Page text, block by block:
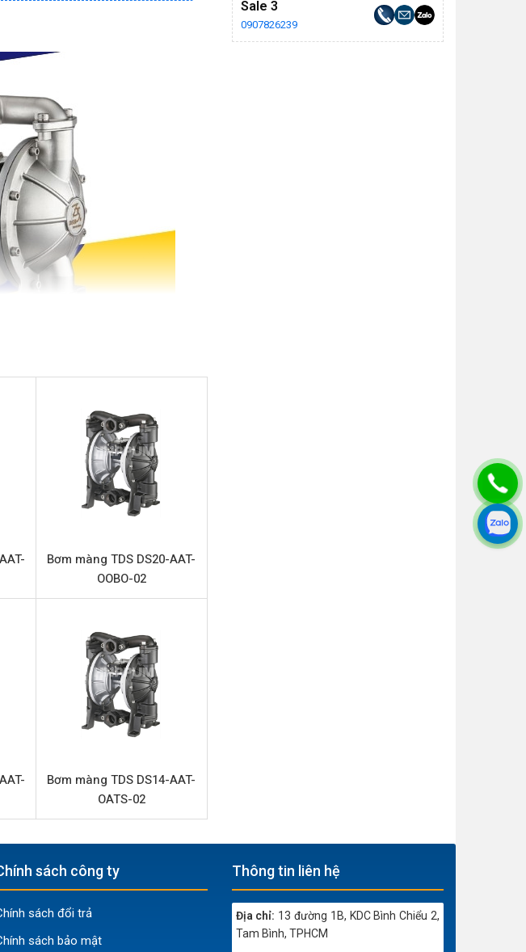
cậy cho nhiều ngành công nghiệp
model DS10-SAT-TSTS-02 đặc
an toàn và năng suất trong môi
kết hợp màng và bi bằng PTFE
Bơm màng TDS DS20-AAT-
OOBO-02
Bơm màng TDS DS14-AAT-
OATS-02
Sale 3
0907826239
sách công ty
sách đổi trả
sách bảo mật
Thông tin liên hệ
Địa chỉ: 13 đường 1B, KDC Bình Chiểu 2,
Tam Bình, TPHCM